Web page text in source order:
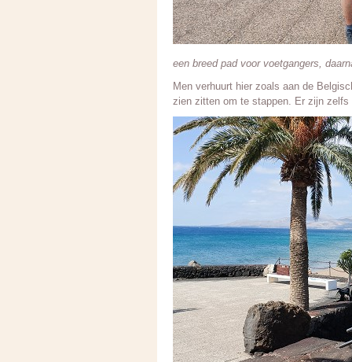
een breed pad voor voetgangers,
Men verhuurt hier zoals aan de
zien zitten om te stappen. Er zijn zelfs